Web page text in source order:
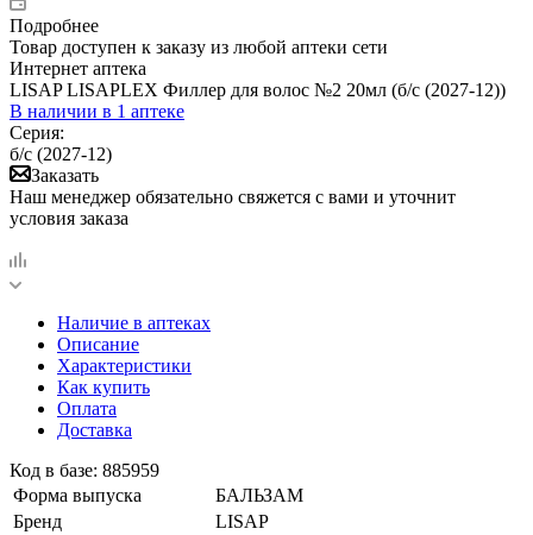
Подробнее
Товар доступен к заказу из любой аптеки сети
Интернет аптека
LISAP LISAPLEX Филлер для волос №2 20мл (б/с (2027-12))
В наличии в 1 аптеке
Серия:
б/с (2027-12)
Заказать
Наш менеджер обязательно свяжется с вами и уточнит
условия заказа
Наличие в аптеках
Описание
Характеристики
Как купить
Оплата
Доставка
Код в базе: 885959
Форма выпуска
БАЛЬЗАМ
Бренд
LISAP